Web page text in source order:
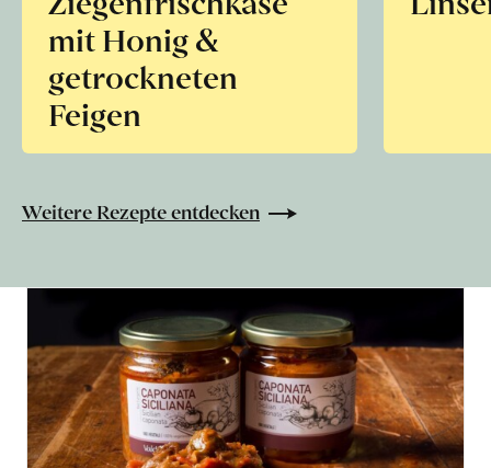
mit Honig &
getrockneten
Feigen
Weitere Rezepte entdecken